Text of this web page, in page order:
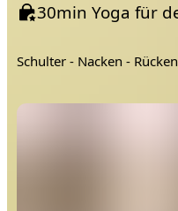
Schulter - Nacken - Rücken